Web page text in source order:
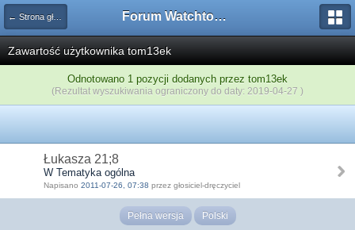
← Strona główna Forum Watchtower
Zawartość użytkownika tom13ek
Odnotowano 1 pozycji dodanych przez tom13ek
(Rezultat wyszukiwania ograniczony do daty: 2019-04-27 )
Łukasza 21;8
W Tematyka ogólna
Napisano 2011-07-26, 07:38 przez głosiciel-dręczyciel
Pełna wersja Polski